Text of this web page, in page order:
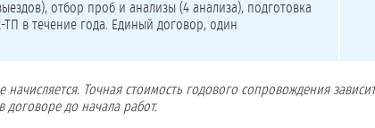
отбор проб и анализы (4 анализа), подготовка
ТП в течение года. Единый договор, один
Точная стоимость годового сопровождения
договоре до начала работ.